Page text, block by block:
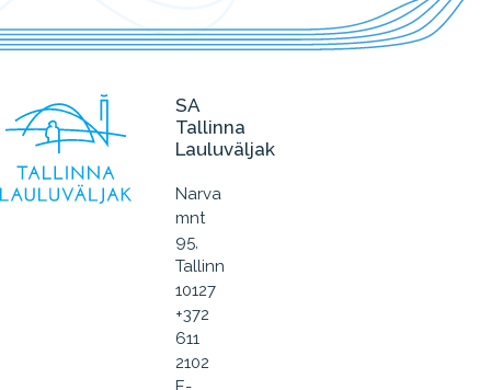
SA
Tallinna
Lauluväljak
Narva
mnt
95,
Tallinn
10127
+372
611
2102